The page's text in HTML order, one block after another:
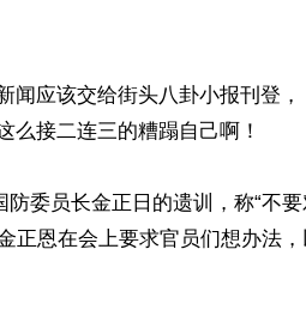
闻应该交给街头八卦小报刊登
么接二连三的糟蹋自己啊！
委员长金正日的遗训，称“不要
正恩在会上要求官员们想办法